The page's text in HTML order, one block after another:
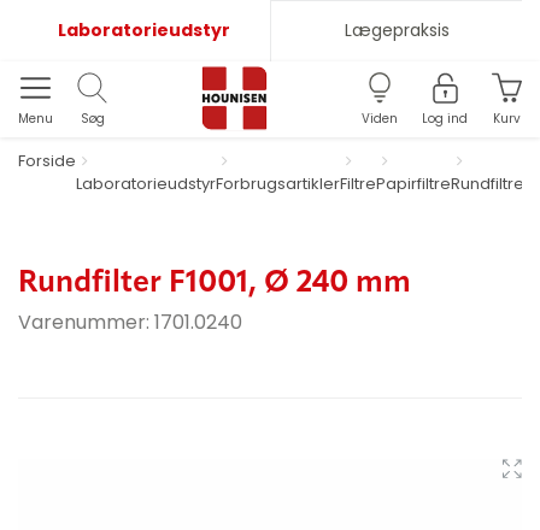
Laboratorieudstyr Lægepraksis
Menu Søg Viden Log ind Kurv
Forside
LaboratorieudstyrForbrugsartiklerFiltrePapirfiltreRundfiltre
Rundfilter F1001, Ø 240 mm
Varenummer: 1701.0240